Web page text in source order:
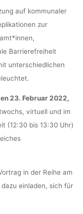
auf kommunaler
zur
Barrierefreiheit
unterschiedlichen
23. Februar 2022,
virtuell und im
(12:30 bis 13:30 Uhr)
in der Reihe am
einladen, sich für